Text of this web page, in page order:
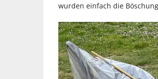
wurden einfach die